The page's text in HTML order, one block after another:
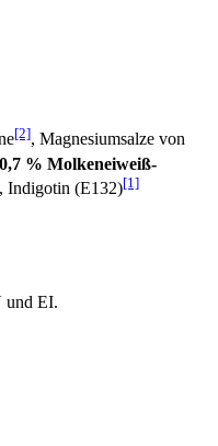
[2], Magnesiumsalze von
0,7 % Molkeneiweiß-
, Indigotin (E132)[1]
und EI.